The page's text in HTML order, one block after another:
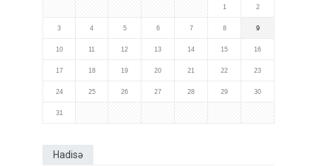
1 2
3 4 5 6 7 8 9
10 11 12 13 14 15 16
17 18 19 20 21 22 23
24 25 26 27 28 29 30
31
Hadisə